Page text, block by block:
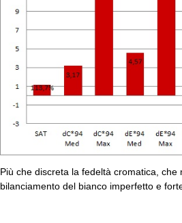
Più che discreta la fedeltà cromatica,
bilanciamento del bianco imperfetto e